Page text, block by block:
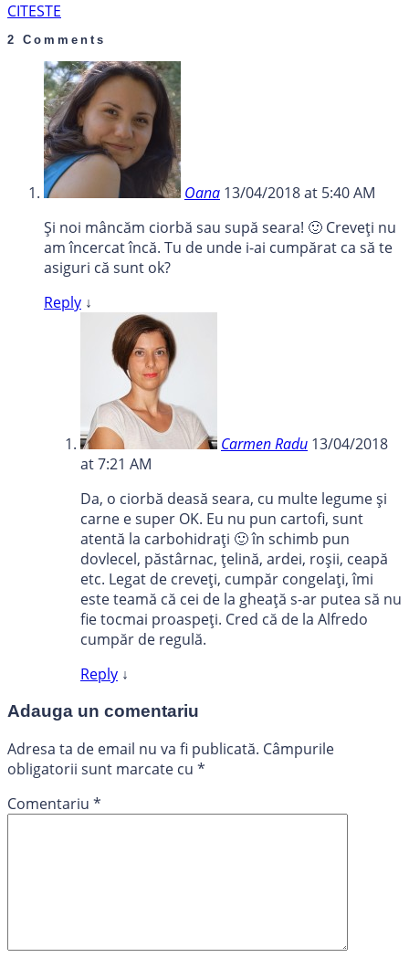
CITESTE
2 Comments
Oana 13/04/2018 at 5:40 AM
Și noi mâncăm ciorbă sau supă seara! 🙂 Creveți nu
am încercat încă. Tu de unde i-ai cumpărat ca să te
asiguri că sunt ok?
Reply ↓
Carmen Radu 13/04/2018
at 7:21 AM
Da, o ciorbă deasă seara, cu multe legume și
carne e super OK. Eu nu pun cartofi, sunt
atentă la carbohidrați 🙂 în schimb pun
dovlecel, păstârnac, țelină, ardei, roșii, ceapă
etc. Legat de creveți, cumpăr congelați, îmi
este teamă că cei de la gheață s-ar putea să nu
fie tocmai proaspeți. Cred că de la Alfredo
cumpăr de regulă.
Reply ↓
Adauga un comentariu
Adresa ta de email nu va fi publicată. Câmpurile
obligatorii sunt marcate cu *
Comentariu *